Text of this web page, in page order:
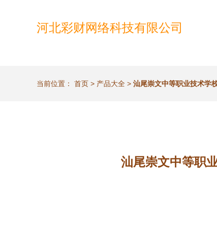
河北彩财网络科技有限公司
当前位置： 首页 > 产品大全 > 汕尾崇文中等职业技术学
汕尾崇文中等职